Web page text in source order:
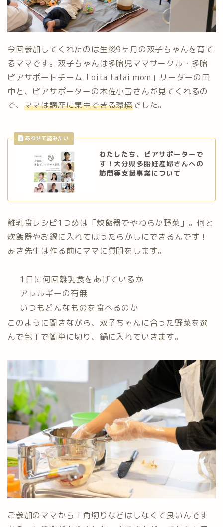
今回参加してくれたのは生後9ヶ月の双子ちゃんを育て
るママです。双子ちゃんは多胎児ママサークル・多胎
ピアサポートチーム「oita tatai mom」リーダーの田
中と、ピアサポーターの木佐小雪さんが見てくれるの
で、 ママは講座に集中できる環境でした。
わたしたち、ピアサポーターで
す！大分県多胎妊産婦さんへの
訪問等支援事業について
離乳食レシピ1つめは「炊飯器でやわらか野菜」。何と
炊飯器やお鍋に入れてほったらかしにできるんです！
みき先生は作る前にママに質問をします。
1日に何回離乳食をあげているか
アレルギーの有無
いつもどんなものを食べるのか
このように聞きながら、双子ちゃんに合った野菜を選
んで包丁で簡単に切り、鍋に入れていきます。
ご参加のママから「角切りなどはしなくて良いんです